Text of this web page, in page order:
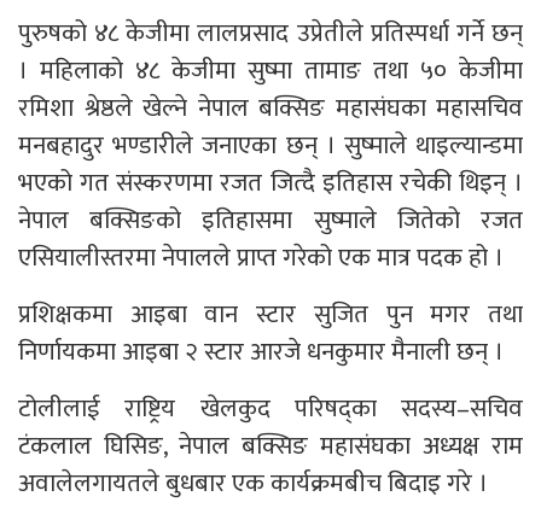
पुरुषको ४८ केजीमा लालप्रसाद उप्रेतीले प्रतिस्पर्धा गर्ने छन्
। महिलाको ४८ केजीमा सुष्मा तामाङ तथा ५० केजीमा
रमिशा श्रेष्ठले खेल्ने नेपाल बक्सिङ महासंघका महासचिव
मनबहादुर भण्डारीले जनाएका छन् । सुष्माले थाइल्यान्डमा
भएको गत संस्करणमा रजत जित्दै इतिहास रचेकी थिइन् ।
नेपाल बक्सिङको इतिहासमा सुष्माले जितेको रजत
एसियालीस्तरमा नेपालले प्राप्त गरेको एक मात्र पदक हो ।
प्रशिक्षकमा आइबा वान स्टार सुजित पुन मगर तथा
निर्णायकमा आइबा २ स्टार आरजे धनकुमार मैनाली छन् ।
टोलीलाई राष्ट्रिय खेलकुद परिषद्का सदस्य–सचिव
टंकलाल घिसिङ, नेपाल बक्सिङ महासंघका अध्यक्ष राम
अवालेलगायतले बुधबार एक कार्यक्रमबीच बिदाइ गरे ।